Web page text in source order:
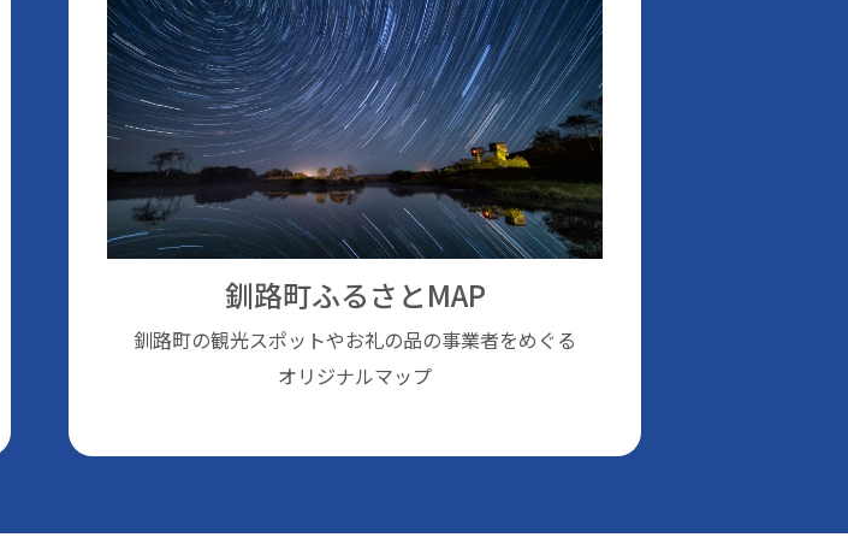
釧路町ふるさとMAP
釧路町の観光スポットやお礼の品の事業者をめぐる
オリジナルマップ